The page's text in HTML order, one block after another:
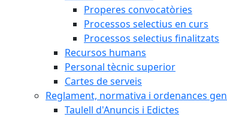
Properes convocatòries
Processos selectius en curs
Processos selectius finalitzats
Recursos humans
Personal tècnic superior
Cartes de serveis
Reglament, normativa i ordenances
Taulell d'Anuncis i Edictes